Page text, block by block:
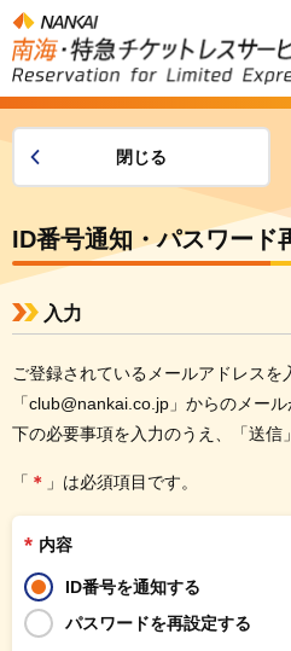
閉じる
ID番号通知・パスワード
入力
ご登録されているメールアドレスを
「club@nankai.co.jp」からのメー
下の必要事項を入力のうえ、「送信
「 ＊ 」は必須項目です。
* 内容
ID番号を通知する
パスワードを再設定する